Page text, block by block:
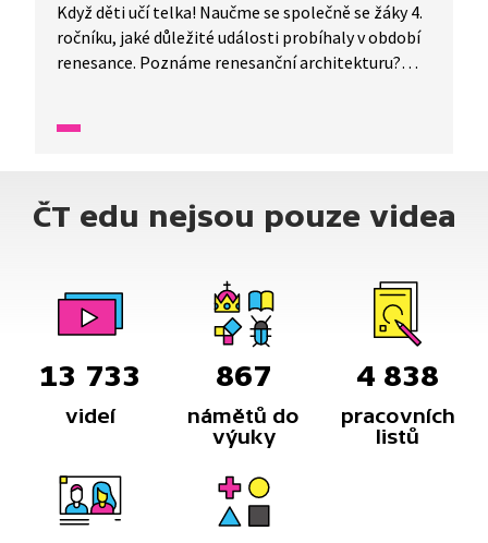
Když děti učí telka! Naučme se společně se žáky 4.
ročníku, jaké důležité události probíhaly v období
renesance. Poznáme renesanční architekturu?
či astronomové a zkoumají přírodní zákonitosti.
ČT edu nejsou pouze videa
13 733
videí
867
námětů do
výuky
4 838
pracovních
listů